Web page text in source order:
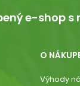
e-shop s
O
Výhody